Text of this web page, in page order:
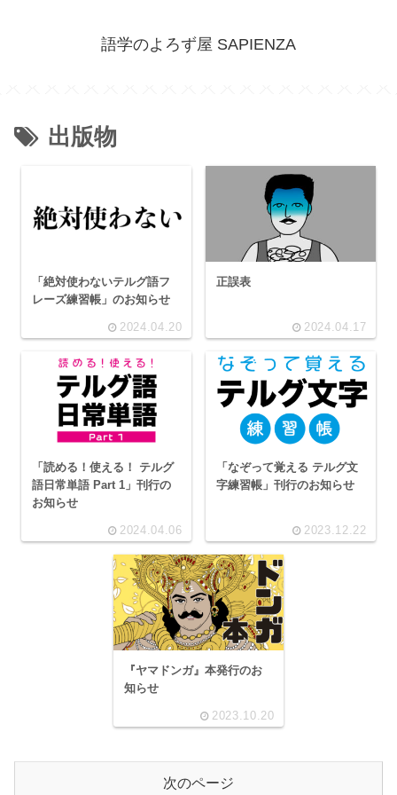
語学のよろず屋 SAPIENZA
出版物
「絶対使わないテルグ語フ
レーズ練習帳」のお知らせ
2024.04.20
正誤表
2024.04.17
「読める！使える！ テルグ
語日常単語 Part 1」刊行の
お知らせ
2024.04.06
「なぞって覚える テルグ文
字練習帳」刊行のお知らせ
2023.12.22
『ヤマドンガ』本発行のお
知らせ
2023.10.20
次のページ